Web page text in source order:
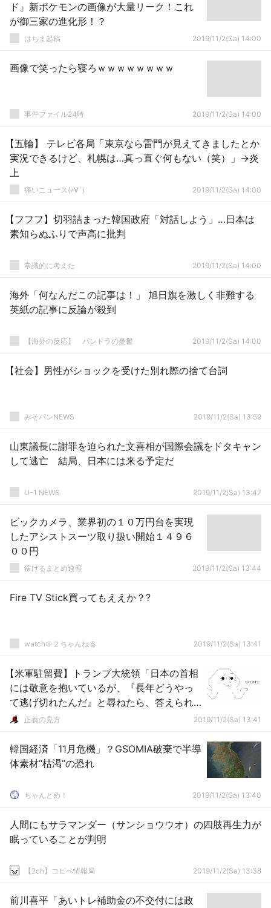
ド』新ポケモンの画像が大量リーク！これ
が御三家の進化形！？
はちま起稿 2019/11/2(Sa) 14:00
画像で笑ったら寝ろｗｗｗｗｗｗｗｗ
事件ファイル24時 2019/11/2(Sa) 14:00
【五輪】 テレビ各局「東京なら雷門が見えてきましたとか
実況できるけど、札幌は…真っ直ぐ何もない（笑）」→炎
上
痛いニュース(ﾉ∀`) 2019/11/2(Sa) 14:00
【フフフ】切羽詰まった韓国政府「対話しよう」…日本は
素知らぬふりで声高に批判
常識的に考えた 2019/11/2(Sa) 14:00
海外「何なんだこの記事は！」 旭日旗を激しく非難する
英紙の記事に反論が殺到
【海外の反応】 パンドラの憂鬱 2019/11/2(Sa) 14:00
【社会】男性がショックを受けた別れ際の捨て台詞
みそパンNEWS 2019/11/2(Sa) 13:59
山東議長に謝罪を迫られた文喜相が国際会議をドタキャン
して逃亡 結局、日本には来る予定だ
U-1 NEWS 2019/11/2(Sa) 13:47
ビックカメラ、業界初の１０万円台を実現
したアシストスーツ取り扱い開始１４９６
００円
稼げるまとめ速報 2019/11/2(Sa) 13:44
Fire TV Stick買ってもええか？?
watch＠２ちゃんねる 2019/11/2(Sa) 13:41
【米軍駐留費】トランプ大統領「日本の首相
には敬意を抱いているが、『長年どうやっ
て逃げ切れたんだ』と尋ねたら、答えられ
なかった」＠選挙集会
正義の見方 2019/11/2(Sa) 13:41
韓国経済「11月危機」？GSOMIA破棄で半導
体素材“枯渇”の恐れ
ちゃんとめ！ 2019/11/2(Sa) 13:40
人間にもサラマンダー（サンショウウオ）の四肢再生力が
眠っていることが判明
【2ch】コピペ情報局 2019/11/2(Sa) 13:38
前川喜平「あいトレ補助金の不交付には政